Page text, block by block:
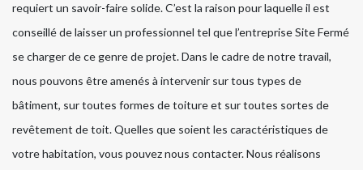
requiert un savoir-faire solide. C’est la raison pour laquelle il est
conseillé de laisser un professionnel tel que l’entreprise Site Fermé
se charger de ce genre de projet. Dans le cadre de notre travail,
nous pouvons être amenés à intervenir sur tous types de
bâtiment, sur toutes formes de toiture et sur toutes sortes de
revêtement de toit. Quelles que soient les caractéristiques de
votre habitation, vous pouvez nous contacter. Nous réalisons